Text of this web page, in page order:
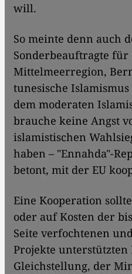
will.
So meinte denn auch
Sonderbeauftragte für
Mittelmeerregion,
tunesische
dem moderaten
brauche keine Angst
islamistischen
haben – "Ennahda"-
betont, mit der EU
Eine Kooperation
oder auf Kosten der
Seite verfochtenen
Projekte
Gleichstellung, der